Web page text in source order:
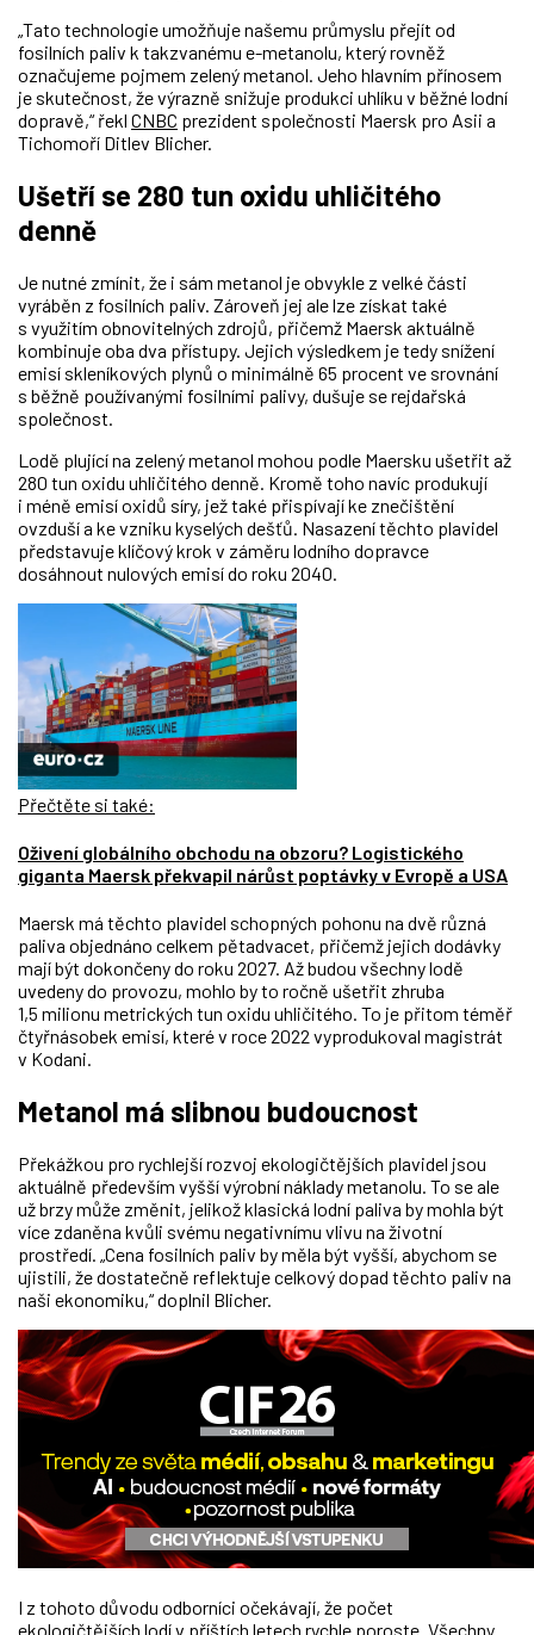
„Tato technologie umožňuje našemu průmyslu přejít od
fosilních paliv k takzvanému e-metanolu, který rovněž
označujeme pojmem zelený metanol. Jeho hlavním přínosem
je skutečnost, že výrazně snižuje produkci uhlíku v běžné lodní
dopravě,“ řekl CNBC prezident společnosti Maersk pro Asii a
Tichomoří Ditlev Blicher.
Ušetří se 280 tun oxidu uhličitého
denně
Je nutné zmínit, že i sám metanol je obvykle z velké části
vyráběn z fosilních paliv. Zároveň jej ale lze získat také
s využitím obnovitelných zdrojů, přičemž Maersk aktuálně
kombinuje oba dva přístupy. Jejich výsledkem je tedy snížení
emisí skleníkových plynů o minimálně 65 procent ve srovnání
s běžně používanými fosilními palivy, dušuje se rejdařská
společnost.
Lodě plující na zelený metanol mohou podle Maersku ušetřit až
280 tun oxidu uhličitého denně. Kromě toho navíc produkují
i méně emisí oxidů síry, jež také přispívají ke znečištění
ovzduší a ke vzniku kyselých dešťů. Nasazení těchto plavidel
představuje klíčový krok v záměru lodního dopravce
dosáhnout nulových emisí do roku 2040.
Přečtěte si také:
Oživení globálního obchodu na obzoru? Logistického
giganta Maersk překvapil nárůst poptávky v Evropě a USA
Maersk má těchto plavidel schopných pohonu na dvě různá
paliva objednáno celkem pětadvacet, přičemž jejich dodávky
mají být dokončeny do roku 2027. Až budou všechny lodě
uvedeny do provozu, mohlo by to ročně ušetřit zhruba
1,5 milionu metrických tun oxidu uhličitého. To je přitom téměř
čtyřnásobek emisí, které v roce 2022 vyprodukoval magistrát
v Kodani.
Metanol má slibnou budoucnost
Překážkou pro rychlejší rozvoj ekologičtějších plavidel jsou
aktuálně především vyšší výrobní náklady metanolu. To se ale
už brzy může změnit, jelikož klasická lodní paliva by mohla být
více zdaněna kvůli svému negativnímu vlivu na životní
prostředí. „Cena fosilních paliv by měla být vyšší, abychom se
ujistili, že dostatečně reflektuje celkový dopad těchto paliv na
naši ekonomiku,“ doplnil Blicher.
I z tohoto důvodu odborníci očekávají, že počet
ekologičtějších lodí v příštích letech rychle poroste. Všechny